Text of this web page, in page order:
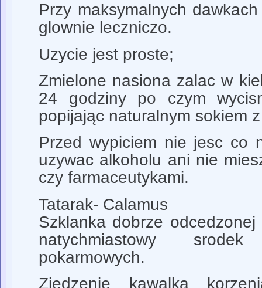
Przy maksymalnych
glownie leczniczo.
Uzycie jest proste;
Zmielone nasiona zalac w
24 godziny po czym
popijając naturalnym sokiem
Przed wypiciem nie jesc co
uzywac alkoholu ani nie
czy farmaceutykami.
Tatarak- Calamus
Szklanka dobrze
natychmiastowy
pokarmowych.
Zjedzenie kawalka